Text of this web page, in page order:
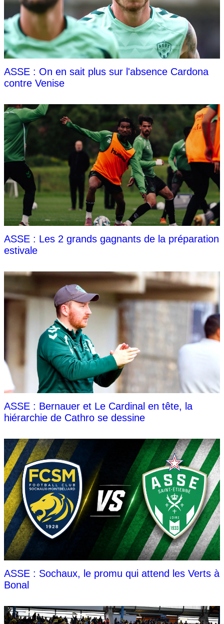
ASSE : On en sait plus sur l'absence Cardona
contre Venise
ASSE : Les 2 grands gagnants de la préparation
estivale
ASSE : Bernauer et Le Cardinal en tête, la
hiérarchie de Cathro se dessine
ASSE : Sochaux, le promu qui attend les Verts à
Bonal